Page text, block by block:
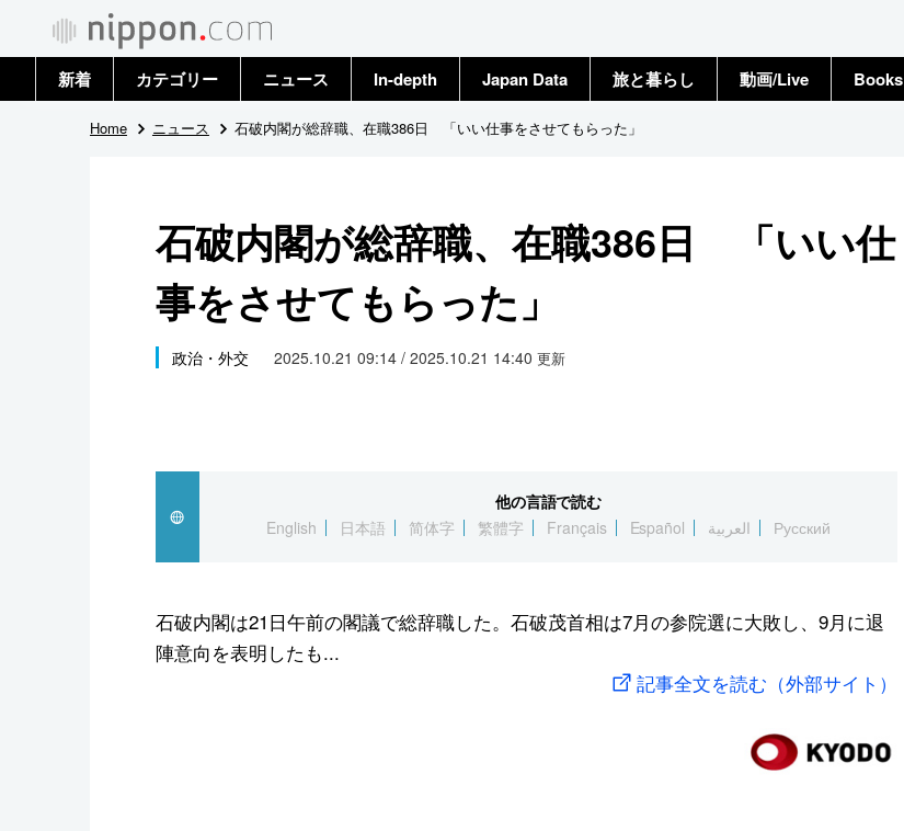
新着 カテゴリー
政治・外交
国際
社会
文化
スポーツ・東京2020
ニュース
トップ
In-depth Japan Data 旅と暮らし 動画/Live Books
Home ニュース 石破内閣が総辞職、在職386日 「いい仕事をさせてもらった」
石破内閣が総辞職、在職386日 「いい仕
事をさせてもらった」
政治・外交 2025.10.21 09:14 / 2025.10.21 14:40 更新
他の言語で読む
English
日本語 简体字 繁體字 Français Español العربية Русский
石破内閣は21日午前の閣議で総辞職した。石破茂首相は7月の参院選に大敗し、9月に退
陣意向を表明したも...
記事全文を読む（外部サイト）